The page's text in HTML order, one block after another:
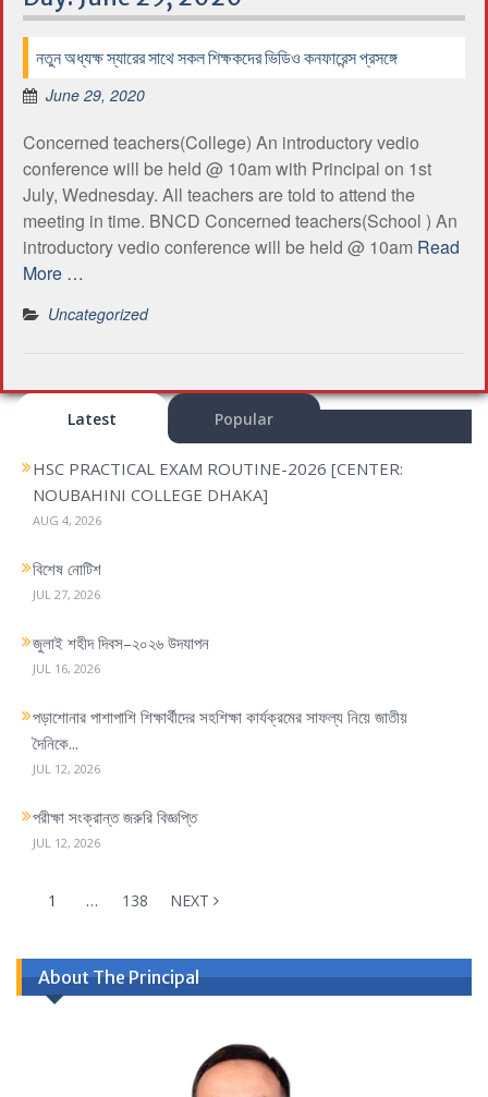
নতুন অধ্যক্ষ স্যারের সাথে সকল শিক্ষকদের ভিডিও কনফারেন্স প্রসঙ্গে
June 29, 2020
Concerned teachers(College) An introductory vedio
conference will be held @ 10am with Principal on 1st
July, Wednesday. All teachers are told to attend the
meeting in time. BNCD Concerned teachers(School ) An
introductory vedio conference will be held @ 10am Read
More …
Uncategorized
Latest Popular
HSC PRACTICAL EXAM ROUTINE-2026 [CENTER:
NOUBAHINI COLLEGE DHAKA]
AUG 4, 2026
বিশেষ নোটিশ
JUL 27, 2026
জুলাই শহীদ দিবস–২০২৬ উদযাপন
JUL 16, 2026
পড়াশোনার পাশাপাশি শিক্ষার্থীদের সহশিক্ষা কার্যক্রমের সাফল্য নিয়ে জাতীয়
দৈনিকে...
JUL 12, 2026
পরীক্ষা সংক্রান্ত জরুরি বিজ্ঞপ্তি
JUL 12, 2026
1 … 138 NEXT
About The Principal